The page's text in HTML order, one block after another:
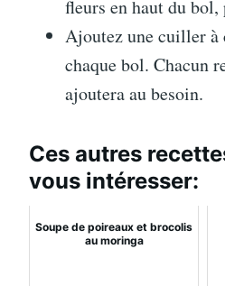
fleurs en haut du
Ajoutez une cuiller à
chaque bol. Chacun
ajoutera au besoin.
Ces autres
vous intéresser:
Soupe de poireaux et brocolis
au moringa